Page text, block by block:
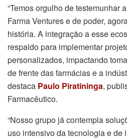
“Temos orgulho de testemunhar
Farma Ventures e de poder,
história. A integração a esse
respaldo para implementar
personalizados, impactando
de frente das farmácias e a
destaca Paulo Piratininga,
Farmacêutico.
“Nosso grupo já contempla
uso intensivo da tecnologia e de